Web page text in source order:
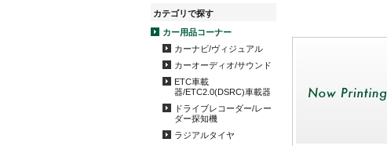
カテゴリで探す
カー用品コーナー
カーナビ/ヴィジュアル
カーオーディオ/サウンド
ETC車載
器/ETC2.0(DSRC)車載器
ドライブレコーダー/レー
ダー探知機
ラジアルタイヤ